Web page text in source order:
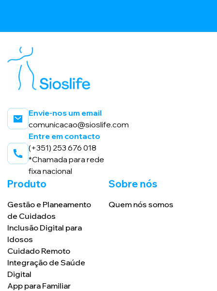
Envie-nos um email
comunicacao@sioslife.com
Entre em contacto
(+351) 253 676 018
*Chamada para rede
fixa nacional
Produto
Gestão e Planeamento
de Cuidados
Inclusão Digital para
Idosos
Cuidado Remoto
Integração de Saúde
Digital
App para Familiar
Sobre nós
Quem nós somos